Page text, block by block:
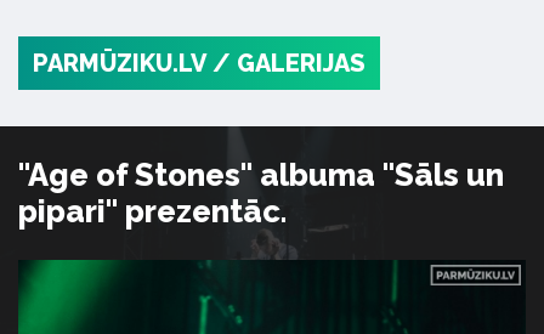
PARMŪZIKU.LV / GALERIJAS
"Age of Stones" albuma "Sāls un
pipari" prezentāc.